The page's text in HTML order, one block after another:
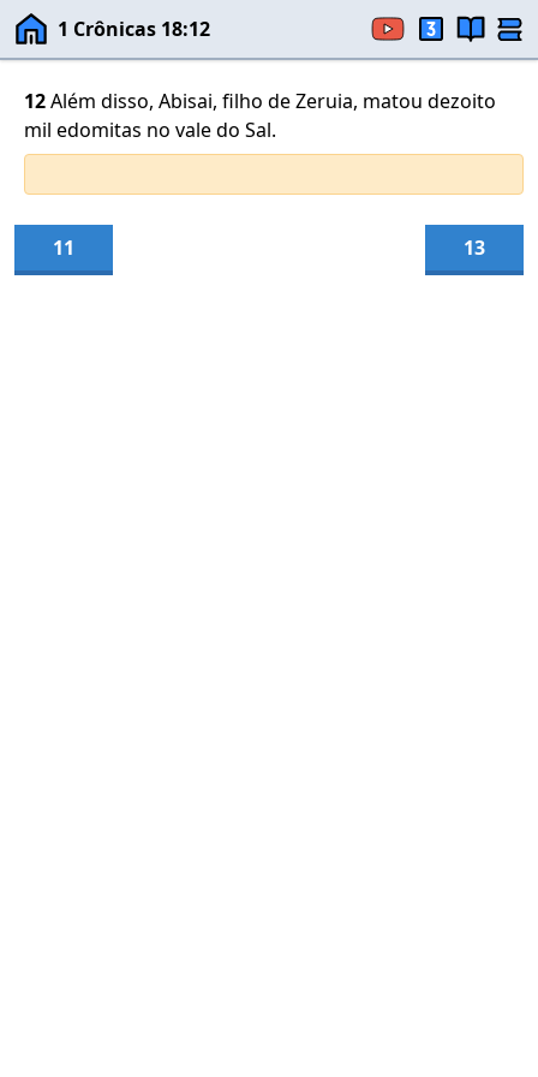
1 Crônicas 18:12
12Além disso, Abisai, filho de Zeruia, matou dezoito
mil edomitas no vale do Sal.
11 13